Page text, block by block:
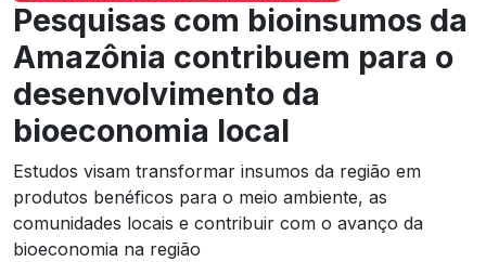
Pesquisas com bioinsumos da
Amazônia contribuem para o
desenvolvimento da
bioeconomia local
Estudos visam transformar insumos da região em
produtos benéficos para o meio ambiente, as
comunidades locais e contribuir com o avanço da
bioeconomia na região